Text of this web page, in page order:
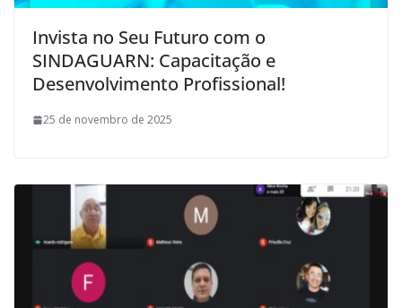
Invista no Seu Futuro com o
SINDAGUARN: Capacitação e
Desenvolvimento Profissional!
25 de novembro de 2025